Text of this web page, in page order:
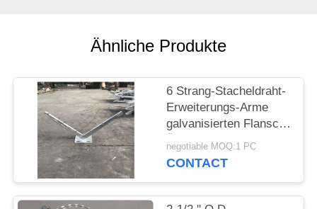
EIN
ZITAT
SITEMAP
PRIVACY
Ähnliche Produkte
6 Strang-Stacheldraht-
Erweiterungs-Arme
galvanisierten Flansch-
Ätzungs-Beweis
negotiable MOQ:1 PC
CONTACT